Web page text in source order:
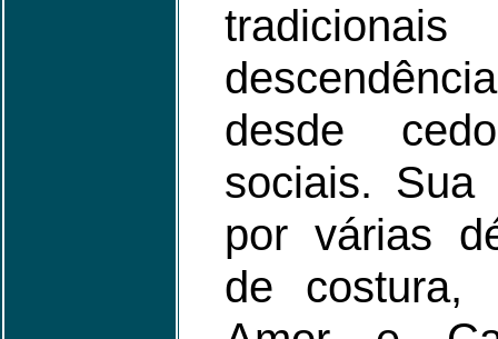
desde
sociais. Sua
por várias
de costura,